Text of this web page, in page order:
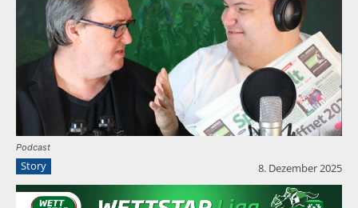
Podcast
Story 8. Dezember 2025